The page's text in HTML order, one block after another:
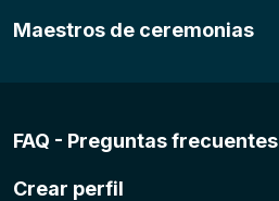
Maestros de ceremonias
FAQ - Preguntas frecuentes
Crear perfil